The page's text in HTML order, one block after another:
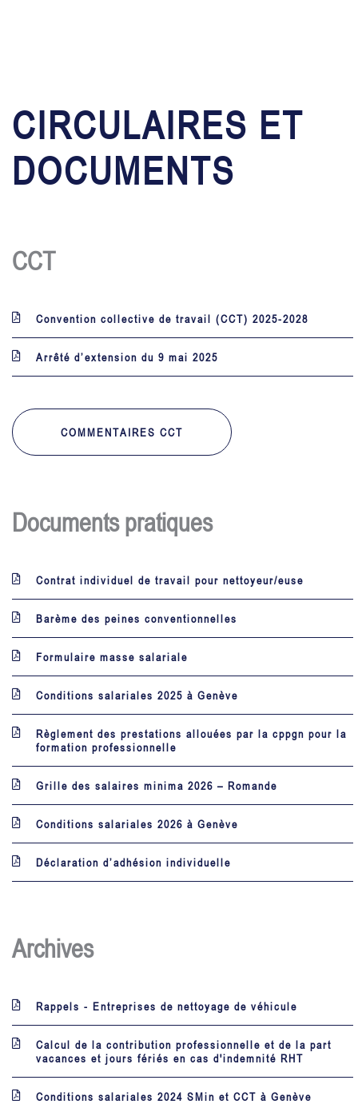
CIRCULAIRES ET
DOCUMENTS
CCT
Convention collective de travail (CCT) 2025-2028
Arrêté d’extension du 9 mai 2025
COMMENTAIRES CCT
Documents pratiques
Contrat individuel de travail pour nettoyeur/euse
Barème des peines conventionnelles
Formulaire masse salariale
Conditions salariales 2025 à Genève
Règlement des prestations allouées par la cppgn pour la
formation professionnelle
Grille des salaires minima 2026 – Romande
Conditions salariales 2026 à Genève
Déclaration d’adhésion individuelle
Archives
Rappels - Entreprises de nettoyage de véhicule
Calcul de la contribution professionnelle et de la part
vacances et jours fériés en cas d'indemnité RHT
Conditions salariales 2024 SMin et CCT à Genève